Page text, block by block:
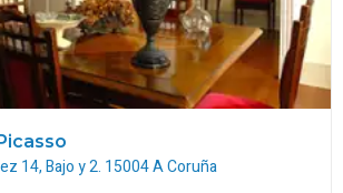
14, Bajo y 2. 15004A Coruña